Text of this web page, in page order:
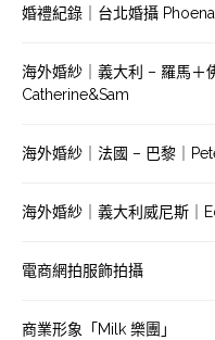
婚禮紀錄｜台北婚攝
海外婚紗｜義大利 – 羅馬＋
Catherine&Sam
海外婚紗｜法國 – 巴黎｜
海外婚紗｜義大利威尼斯｜
電商網拍服飾拍攝
商業形象「Milk 樂團」